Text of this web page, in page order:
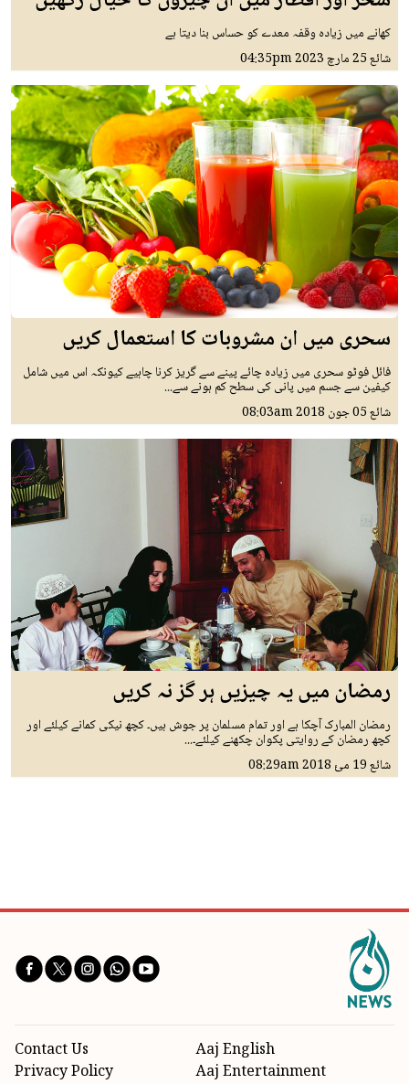
کھانے میں زیادہ وقفہ معدے کو حساس بنا دیتا ہے
شائع25 مارچ 2023 04:35pm
سحری میں ان مشروبات کا استعمال کریں
فائل فوٹو سحری میں زیادہ چائے پینے سے گریز کرنا چاہیے کیونکہ اس میں شامل
کیفین سے جسم میں پانی کی سطح کم ہونے سے...
شائع05 جون 2018 08:03am
رمضان میں یہ چیزیں ہر گز نہ کریں
رمضان المبارک آچکا ہے اور تمام مسلمان پر جوش ہیں۔ کچھ نیکی کمانے کیلئے اور
کچھ رمضان کے روایتی پکوان چکھنے کیلئے۔...
شائع19 مئ 2018 08:29am
Aaj English
Aaj Entertainment
Contact Us
Privacy Policy